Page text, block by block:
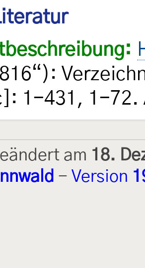
1-431, 1-72.
am 18.
- Version